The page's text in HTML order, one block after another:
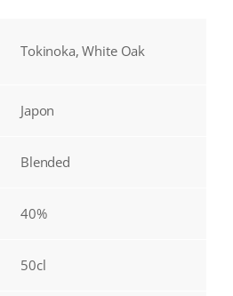
Tokinoka, White Oak
Japon
Blended
40%
50cl